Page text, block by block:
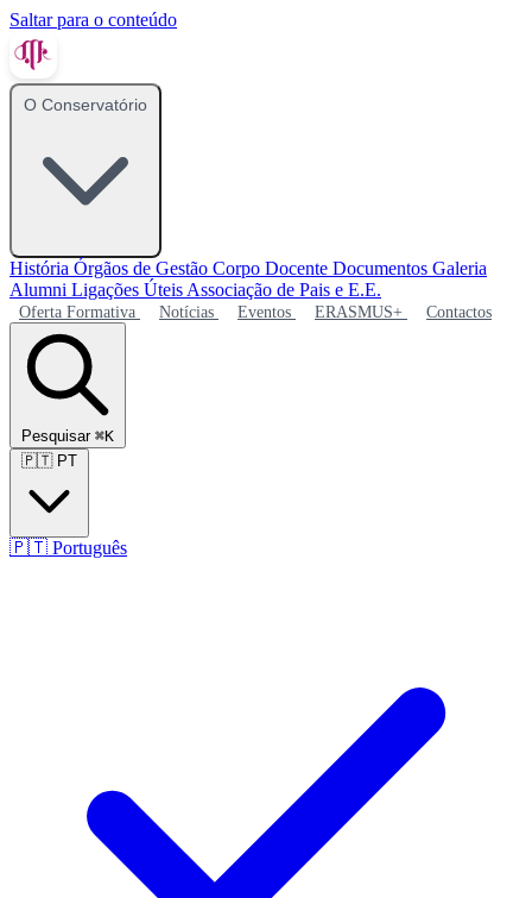
Saltar para o conteúdo
O Conservatório
História Órgãos de Gestão Corpo Docente Documentos Galeria
Alumni Ligações Úteis Associação de Pais e E.E.
Oferta Formativa Notícias Eventos ERASMUS+ Contactos
Pesquisar ⌘K
🇵🇹 PT
🇵🇹 Português